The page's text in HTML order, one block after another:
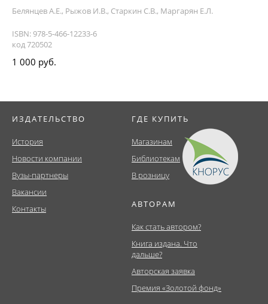
Белянцев А.Е., Рыжов И.В., Старкин С.В., Маргарян Е.Л.
ISBN: 978-5-466-12233-6
код 720502
1 000 руб.
ИЗДАТЕЛЬСТВО
История
Новости компании
Вузы-партнеры
Вакансии
Контакты
ГДЕ КУПИТЬ
Магазинам
Библиотекам
В розницу
АВТОРАМ
Как стать автором?
Книга издана. Что
дальше?
Авторская заявка
Премия «Золотой фонд»